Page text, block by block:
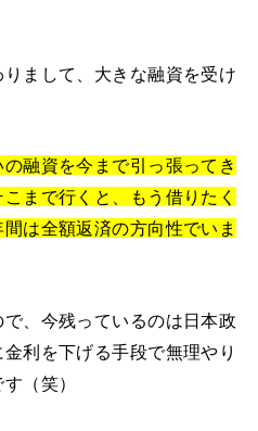
まして、大きな融資を受け
融資を今まで引っ張ってき
まで行くと、もう借りたく
は全額返済の方向性でいま
、今残っているのは日本政
利を下げる手段で無理やり
（笑）